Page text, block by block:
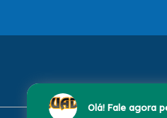
Olá! Fale agora